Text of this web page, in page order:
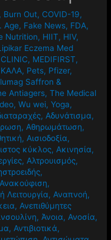
, Burn Out, COVID-19,
Age, Fake News, FDA,
Nutrition, HIIT, HIV,
Eczema Med
, MEDIFIRST,
ΚΑΛΑ, Pets, Pfizer,
Saffron &
Antiagers,The Medical
,Wu wei,Yoga,
, Αδυνάτισμα,
, Αθηρωμάτωση,
, Αισιοδοξία,
κύκλος, Ακινησία,
, Αλτρουισμός,
,
Ανακούφιση,
Λειτουργία, Αναπνοή,
, Ανεπιθύμητες
, Άνοια, Ανοσία,
, Αντιβιοτικά,